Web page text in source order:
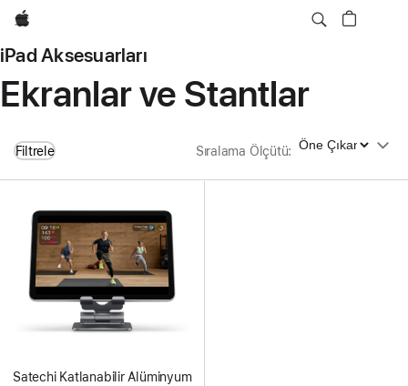
wzlhp
iPad Aksesuarları
Ekranlar ve Stantlar
Filtrele Sıralama Ölçütü: Sıralama Ölçütü
Satechi Katlanabilir Alüminyum